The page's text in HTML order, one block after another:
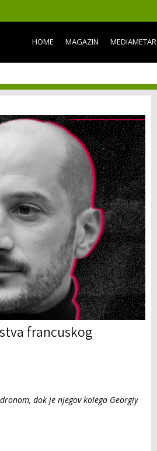
content
HOME MAGAZIN MEDIAMETAR
francuskog
dok je njegov kolega Georgiy